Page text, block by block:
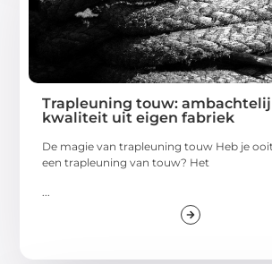
Trapleuning touw:
kwaliteit uit eigen fabriek
De magie van trapleuning touw Heb je
een trapleuning van touw? Het